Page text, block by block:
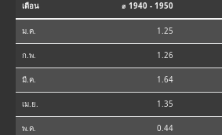
เดือน ⌀ 1940 - 1950
ม.ค. 1.25
ก.พ. 1.26
มี.ค. 1.64
เม.ย. 1.35
พ.ค. 0.44